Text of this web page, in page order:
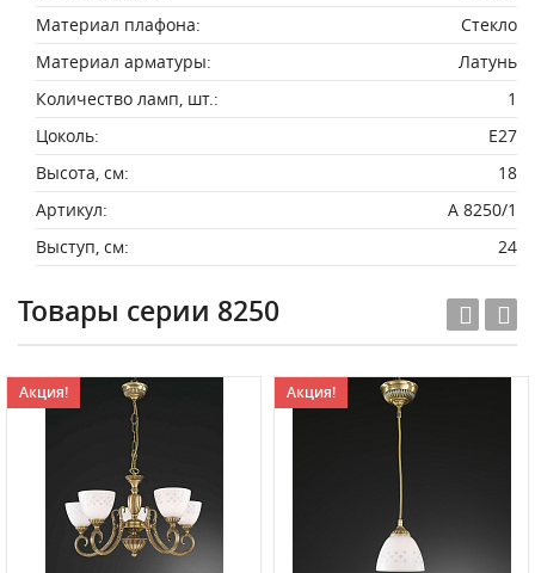
Материал плафона:
Стекло
Материал арматуры:
Латунь
Количество ламп, шт.:
1
Цоколь:
E27
Высота, см:
18
Артикул:
A 8250/1
Выступ, см:
24
Товары серии 8250
Акция! Акция!